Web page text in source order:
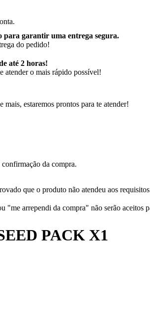
para garantir uma entrega segura.
do pedido!
até 2 horas!
atender o mais rápido possível!
estaremos prontos para te atender!
da compra.
que o produto não atendeu aos
arrependi da compra" não serão aceitos
PACK X1